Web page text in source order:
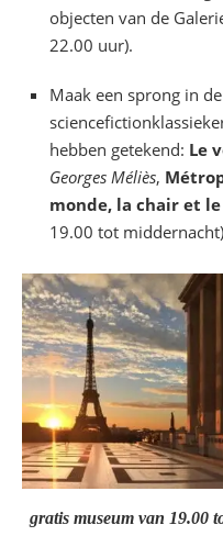
objecten van de
22.00 uur).
Maak een sprong in
hebben getekend: Le
Georges Méliès,
monde, la chair et
19.00 tot
gratis museum van 19.00